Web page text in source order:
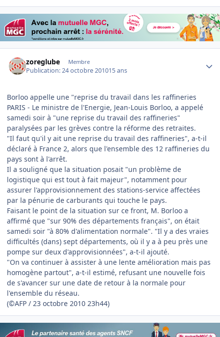
zoreglube Membre
Publication:24 octobre 201015 ans
Borloo appelle une "reprise du travail dans les raffineries
PARIS - Le ministre de l'Energie, Jean-Louis Borloo, a appelé
samedi soir à "une reprise du travail des raffineries"
paralysées par les grèves contre la réforme des retraites.
"Il faut qu'il y ait une reprise du travail des raffineries", a-t-il
déclaré à France 2, alors que l'ensemble des 12 raffineries du
pays sont à l'arrêt.
Il a souligné que la situation posait "un problème de
logistique qui est tout à fait majeur", notamment pour
assurer l'approvisionnement des stations-service affectées
par la pénurie de carburants qui touche le pays.
Faisant le point de la situation sur ce front, M. Borloo a
affirmé que "sur 90% des départements français", on était
samedi soir "à 80% d'alimentation normale". "Il y a des vraies
difficultés (dans) sept départements, où il y a à peu près une
pompe sur deux d'approvisionnées", a-t-il ajouté.
"On va continuer à assister à une lente amélioration mais pas
homogène partout", a-t-il estimé, refusant une nouvelle fois
de s'avancer sur une date de retour à la normale pour
l'ensemble du réseau.
(©AFP / 23 octobre 2010 23h44)